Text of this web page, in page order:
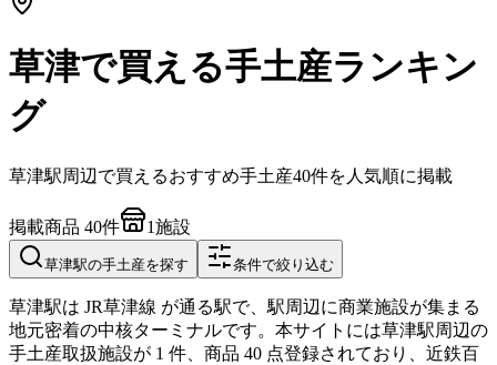
草津で買える手土産ランキン
グ
草津駅周辺で買えるおすすめ手土産40件を人気順に掲載
掲載商品 40件 1施設
草津駅の手土産を探す 条件で絞り込む
草津駅は JR草津線 が通る駅で、駅周辺に商業施設が集まる
地元密着の中核ターミナルです。本サイトには草津駅周辺の
手土産取扱施設が 1 件、商品 40 点登録されており、近鉄百